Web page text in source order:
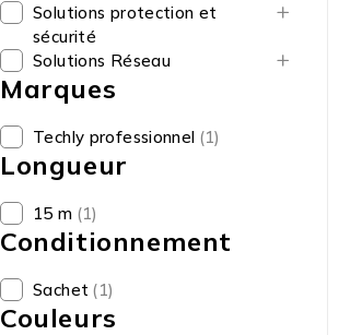
Solutions protection et
sécurité
Solutions Réseau
Marques
Techly professionnel (1)
Longueur
15 m (1)
Conditionnement
Sachet (1)
Couleurs